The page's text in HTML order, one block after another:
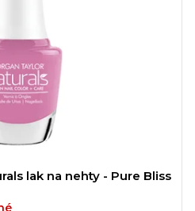
lak na nehty - Pure Bliss